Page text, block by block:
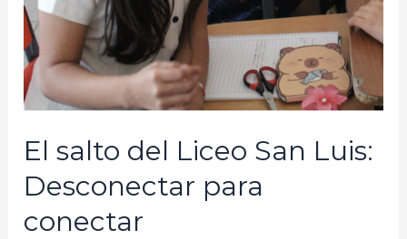
El salto del Liceo San Luis:
Desconectar para
conectar